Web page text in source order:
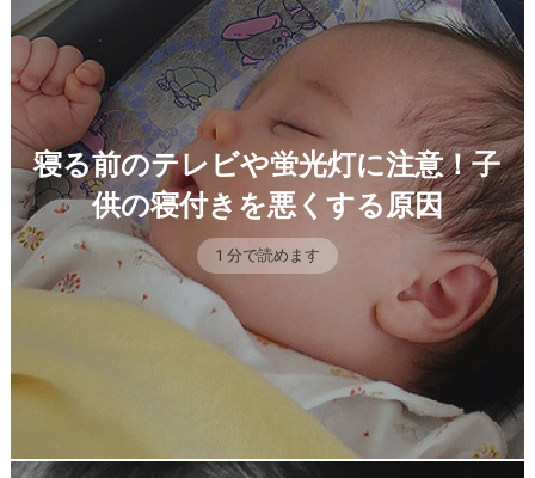
寝る前のテレビや蛍光灯に注意！子
供の寝付きを悪くする原因
1 分で読めます